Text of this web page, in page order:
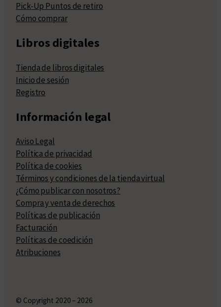
Pick-Up Puntos de retiro
Cómo comprar
Libros digitales
Tienda de libros digitales
Inicio de sesión
Registro
Información legal
Aviso Legal
Política de privacidad
Política de cookies
Términos y condiciones de la tienda virtual
¿Cómo publicar con nosotros?
Compra y venta de derechos
Políticas de publicación
Facturación
Políticas de coedición
Atribuciones
© Copyright 2020 – 2026